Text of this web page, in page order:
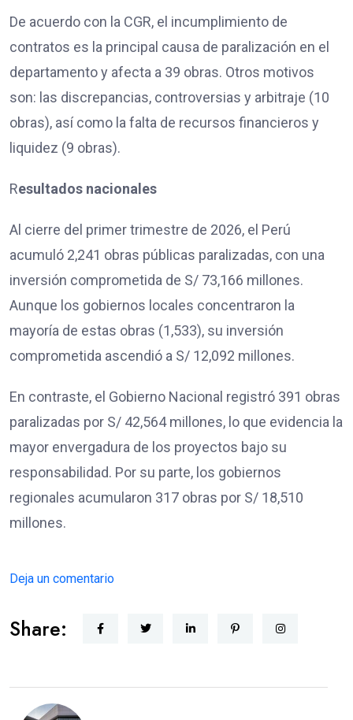
De acuerdo con la CGR, el incumplimiento de
contratos es la principal causa de paralización en el
departamento y afecta a 39 obras. Otros motivos
son: las discrepancias, controversias y arbitraje (10
obras), así como la falta de recursos financieros y
liquidez (9 obras).
Resultados nacionales
Al cierre del primer trimestre de 2026, el Perú
acumuló 2,241 obras públicas paralizadas, con una
inversión comprometida de S/ 73,166 millones.
Aunque los gobiernos locales concentraron la
mayoría de estas obras (1,533), su inversión
comprometida ascendió a S/ 12,092 millones.
En contraste, el Gobierno Nacional registró 391 obras
paralizadas por S/ 42,564 millones, lo que evidencia la
mayor envergadura de los proyectos bajo su
responsabilidad. Por su parte, los gobiernos
regionales acumularon 317 obras por S/ 18,510
millones.
Deja un comentario
Share: